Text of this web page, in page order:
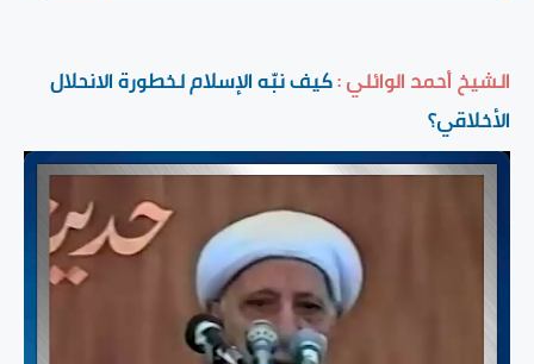
الشيخ أحمد الوائلي :كيف نبّه الإسلام لخطورة الانحلال
الأخلاقي؟